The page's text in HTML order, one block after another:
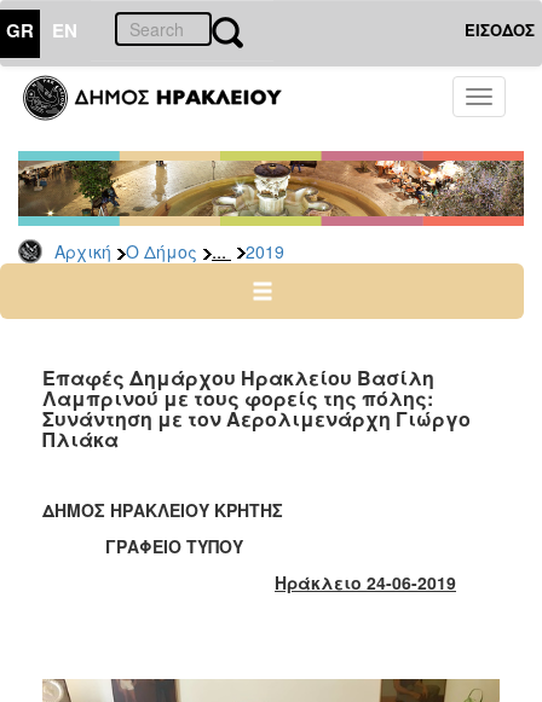
GR EN ΕΙΣΟΔΟΣ
Toggle
Αρχική Ο Δήμος ... 2019
ΔΗΜΟΣ
Δελτία
Τύπου
Αρχείο
2026
2024
2022
2021
2019
2018
2013
Επαφές Δημάρχου Ηρακλείου Βασίλη
Λαμπρινού με τους φορείς της πόλης:
Συνάντηση με τον Αερολιμενάρχη Γιώργο
Πλιάκα
ΔΗΜΟΣ ΗΡΑΚΛΕΙΟΥ ΚΡΗΤΗΣ
ΓΡΑΦΕΙΟ ΤΥΠΟΥ
Ηράκλειο 24-06-2019